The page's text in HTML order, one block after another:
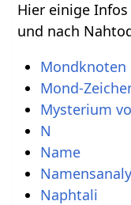
Hier einige
und nach
Mondknoten
Mond-
Mysterium
N
Name
Naphtali